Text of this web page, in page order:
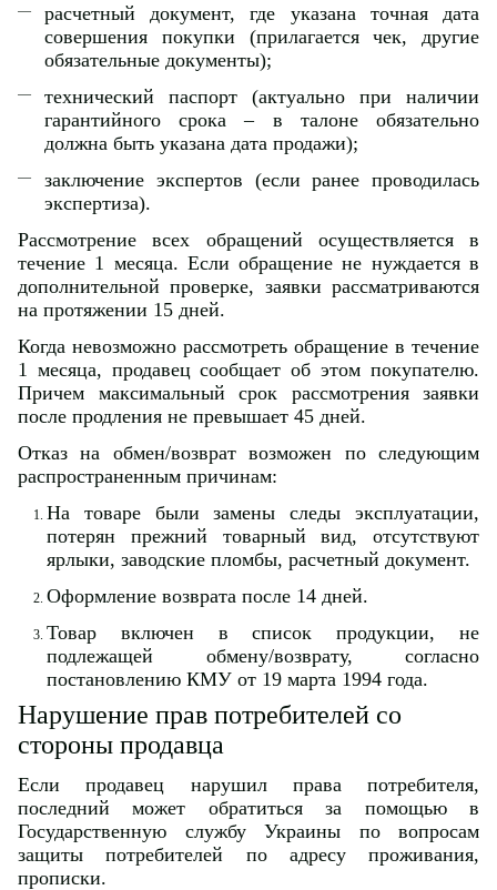
расчетный документ, где указана точная дата
совершения покупки (прилагается чек, другие
обязательные документы);
технический паспорт (актуально при наличии
гарантийного срока – в талоне обязательно
должна быть указана дата продажи);
заключение экспертов (если ранее проводилась
экспертиза).
Рассмотрение всех обращений осуществляется в
течение 1 месяца. Если обращение не нуждается в
дополнительной проверке, заявки рассматриваются
на протяжении 15 дней.
Когда невозможно рассмотреть обращение в течение
1 месяца, продавец сообщает об этом покупателю.
Причем максимальный срок рассмотрения заявки
после продления не превышает 45 дней.
Отказ на обмен/возврат возможен по следующим
распространенным причинам:
На товаре были замены следы эксплуатации,
потерян прежний товарный вид, отсутствуют
ярлыки, заводские пломбы, расчетный документ.
Оформление возврата после 14 дней.
Товар включен в список продукции, не
подлежащей обмену/возврату, согласно
постановлению КМУ от 19 марта 1994 года.
Нарушение прав потребителей со
стороны продавца
Если продавец нарушил права потребителя,
последний может обратиться за помощью в
Государственную службу Украины по вопросам
защиты потребителей по адресу проживания,
прописки.